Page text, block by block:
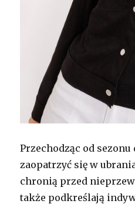
Przechodząc od sezonu
zaopatrzyć się w
chronią przed
także podkreślają